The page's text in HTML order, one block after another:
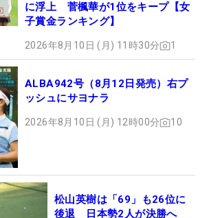
に浮上 菅楓華が1位をキープ【女
子賞金ランキング】
2026年8月10日 (月) 11時30分 1
ALBA942号（8月12日発売）右プ
ッシュにサヨナラ
2026年8月10日 (月) 12時00分 10
松山英樹は「69」も26位に
後退 日本勢2人が決勝へ